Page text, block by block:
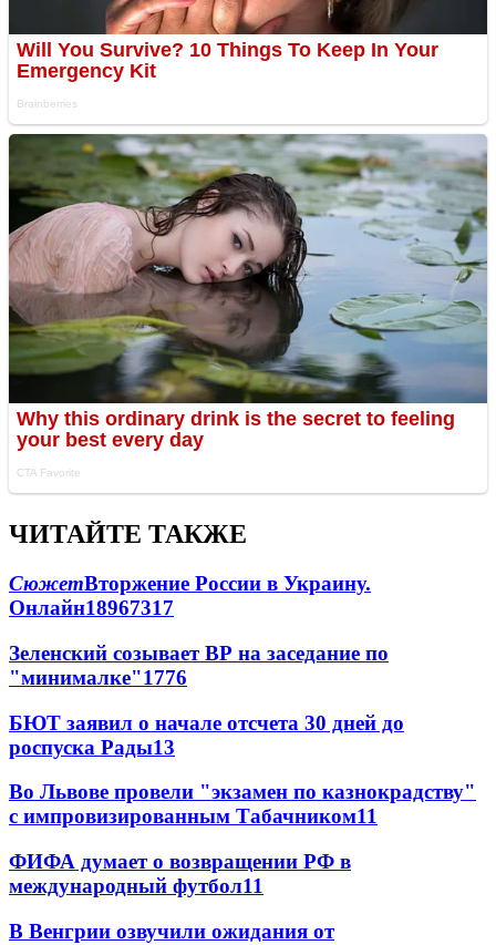
ЧИТАЙТЕ ТАКЖЕ
СюжетВторжение России в Украину.
Онлайн18967317
Зеленский созывает ВР на заседание по
"минималке"1776
БЮТ заявил о начале отсчета 30 дней до
роспуска Рады13
Во Львове провели "экзамен по казнокрадству"
с импровизированным Табачником11
ФИФА думает о возвращении РФ в
международный футбол11
В Венгрии озвучили ожидания от